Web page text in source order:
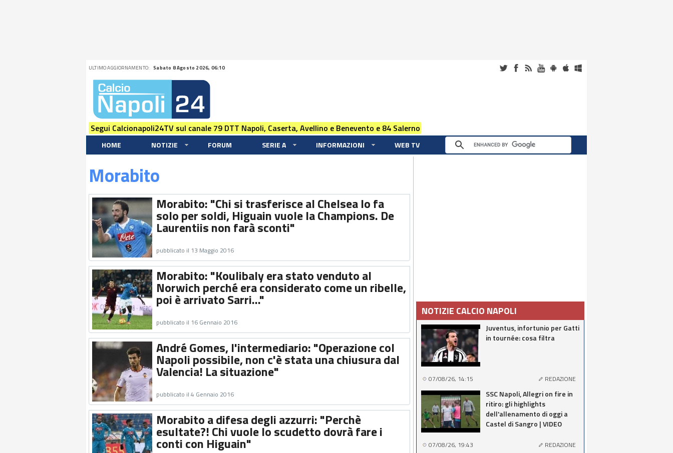
ULTIMO AGGIORNAMENTO: Sabato 8 Agosto 2026, 06:10
Segui Calcionapoli24TV sul canale 79 DTT Napoli, Caserta, Avellino e Benevento e 84 Salerno
HOME NOTIZIE FORUM SERIE A INFORMAZIONI WEB TV
Morabito
Morabito: "Chi si trasferisce al Chelsea lo fa
solo per soldi, Higuain vuole la Champions. De
Laurentiis non farà sconti"
pubblicato il 13 Maggio 2016
Morabito: "Koulibaly era stato venduto al
Norwich perché era considerato come un ribelle,
poi è arrivato Sarri..."
pubblicato il 16 Gennaio 2016
André Gomes, l'intermediario: "Operazione col
Napoli possibile, non c'è stata una chiusura dal
Valencia! La situazione"
pubblicato il 4 Gennaio 2016
Morabito a difesa degli azzurri: "Perchè
esultate?! Chi vuole lo scudetto dovrà fare i
conti con Higuain"
NOTIZIE CALCIO NAPOLI
Juventus, infortunio per Gatti
in tournée: cosa filtra
07/08/26, 14:15 REDAZIONE
SSC Napoli, Allegri on fire in
ritiro: gli highlights
dell'allenamento di oggi a
Castel di Sangro | VIDEO
07/08/26, 19:43 REDAZIONE